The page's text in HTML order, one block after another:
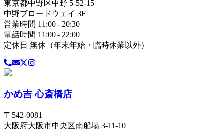
東京都中野区中野 5-52-15
中野ブロードウェイ 3F
営業時間 11:00 - 20:30
電話時間 11:00 - 22:00
定休日 無休（年末年始・臨時休業以外）
かめ吉 心斎橋店
〒 542-0081
大阪府大阪市中央区南船場 3-11-10